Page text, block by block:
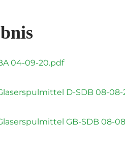
04-09-20.pdf
D-SDB 08-
GB-SDB 08-